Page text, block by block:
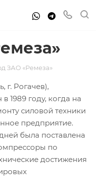
ЗАО «Ремеза»
г. Рогачев),
1989 году, когда на
силовой техники
предприятие.
была поставлена
по
достижения